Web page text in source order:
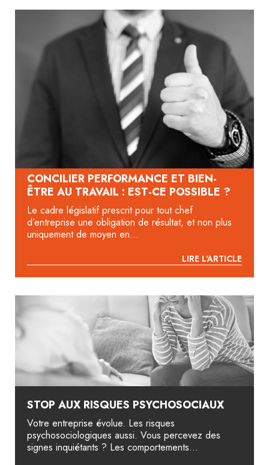
CONCILIER PERFORMANCE ET BIEN-
ÊTRE AU TRAVAIL : EST-CE POSSIBLE ?
Le cadre législatif prescrit pour tout chef
d’entreprise une obligation de résultat, et non plus
uniquement de moyen en...
LIRE L'ARTICLE
STOP AUX RISQUES PSYCHOSOCIAUX
Votre entreprise évolue. Les risques
psychosociologiques aussi. Vous percevez des
signes inquiétants ? Les comportements...